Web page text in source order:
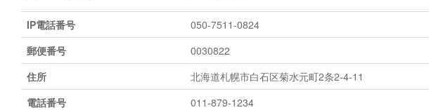
IP電話番号
050-7511-0824
郵便番号
0030822
住所
北海道札幌市白石区菊水元町2条2-4-11
電話番号
011-879-1234